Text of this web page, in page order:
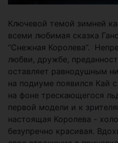
Ключевой темой зимней
всеми любимая сказка
“Снежная Королева”.
любви, дружбе,
оставляет равнодушным
на подиуме появился Кай
на фоне трескающегося
первой модели и к
настоящая Королева -
безупречно красивая.